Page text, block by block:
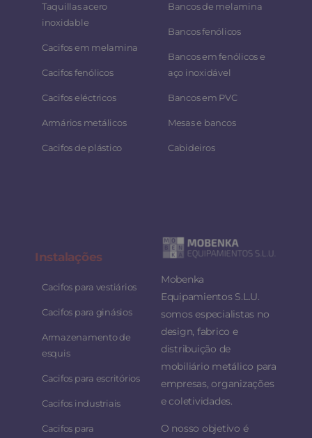
Taquillas acero
inoxidable
Cacifos em melamina
Cacifos fenólicos
Cacifos eléctricos
Armários metálicos
Cacifos de plástico
Bancos de melamina
Bancos fenólicos
Bancos em fenólicos e
aço inoxidável
Bancos em PVC
Mesas e bancos
Cabideiros
Instalações
Cacifos para vestiários
Cacifos para ginásios
Armazenamento de
esquis
Cacifos para escritórios
Cacifos industriais
Cacifos para
Mobenka
Equipamientos S.L.U.
somos especialistas no
design, fabrico e
distribuição de
mobiliário metálico para
empresas, organizações
e coletividades.
O nosso objetivo é